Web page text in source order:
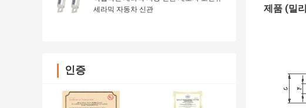
세라믹 자동차 신관
인증
제품 (밀